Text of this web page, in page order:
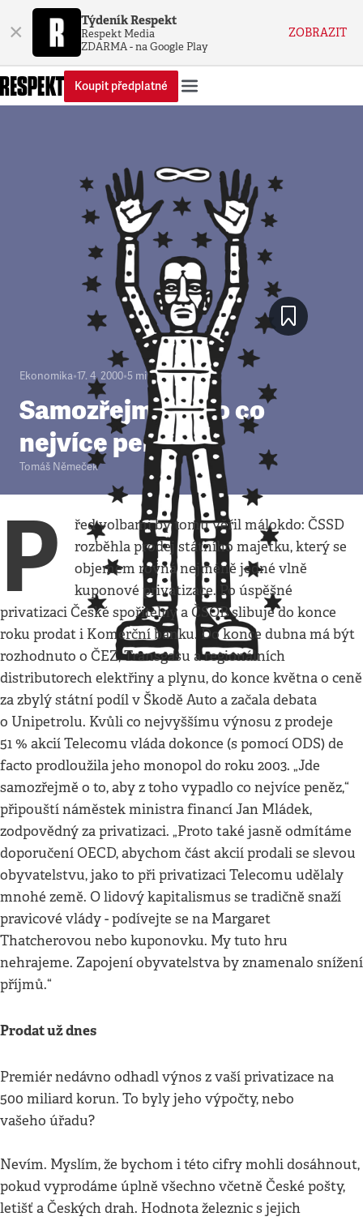
× Týdeník Respekt
Respekt Media
ZDARMA - na Google Play
ZOBRAZIT
Koupit předplatné
Ekonomika•17. 4. 2000•5 minut
Samozřejmě jde o co
nejvíce peněz,
Tomáš Němeček
P
řed volbami by tomu věřil málokdo: ČSSD
rozběhla prodej státního majetku, který se
objemem rovná nejméně jedné vlně
kuponové privatizace. Po úspěšné
privatizaci České spořitelny a ČSOB slibuje do konce
roku prodat i Komerční banku. Do konce dubna má být
rozhodnuto o ČEZ, Transgasu a regionálních
distributorech elektřiny a plynu, do konce května o ceně
za zbylý státní podíl v Škodě Auto a začala debata
o Unipetrolu. Kvůli co nejvyššímu výnosu z prodeje
51 % akcií Telecomu vláda dokonce (s pomocí ODS) de
facto prodloužila jeho monopol do roku 2003. „Jde
samozřejmě o to, aby z toho vypadlo co nejvíce peněz,“
připouští náměstek ministra financí Jan Mládek,
zodpovědný za privatizaci. „Proto také jasně odmítáme
doporučení OECD, abychom část akcií prodali se slevou
obyvatelstvu, jako to při privatizaci Telecomu udělaly
mnohé země. O lidový kapitalismus se tradičně snaží
pravicové vlády - podívejte se na Margaret
Thatcherovou nebo kuponovku. My tuto hru
nehrajeme. Zapojení obyvatelstva by znamenalo snížení
příjmů.“
Prodat už dnes
Premiér nedávno odhadl výnos z vaší privatizace na
500 miliard korun. To byly jeho výpočty, nebo
vašeho úřadu?
Nevím. Myslím, že bychom i této cifry mohli dosáhnout,
pokud vyprodáme úplně všechno včetně České pošty,
letišť a Českých drah. Hodnota železnic s jejich